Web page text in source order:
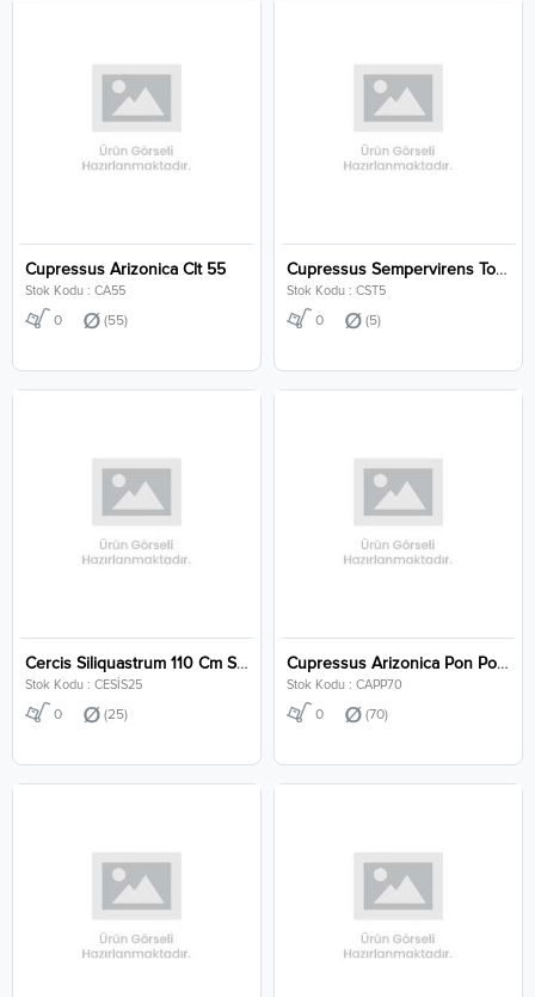
Cupressus Arizonica Clt 55
Stok Kodu : CA55
0 (55)
Cupressus Sempervirens Totem Clt 5
Stok Kodu : CST5
0 (5)
Cercis Siliquastrum 110 Cm Stem Clt 25
Stok Kodu : CESİS25
0 (25)
Cupressus Arizonica Pon Pon Clt 70
Stok Kodu : CAPP70
0 (70)